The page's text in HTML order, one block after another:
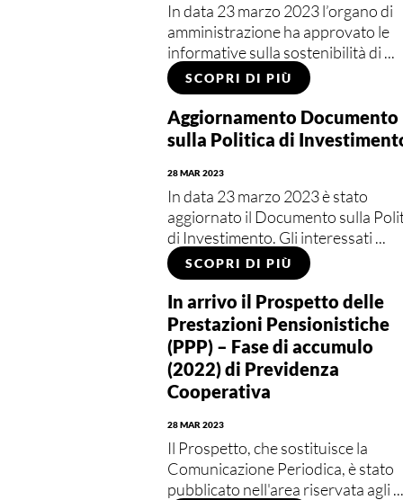
In data 23 marzo 2023 l’organo di
amministrazione ha approvato le
informative sulla sostenibilità di ...
SCOPRI DI PIÙ
Aggiornamento Documento
sulla Politica di
28 MAR 2023
In data 23 marzo 2023 è stato
aggiornato il Documento sulla
di Investimento. Gli interessati ...
SCOPRI DI PIÙ
In arrivo il Prospetto delle
Prestazioni Pensionistiche
(PPP) – Fase di accumulo
(2022) di Previdenza
Cooperativa
28 MAR 2023
Il Prospetto, che sostituisce la
Comunicazione Periodica, è stato
pubblicato nell'area riservata agli ...